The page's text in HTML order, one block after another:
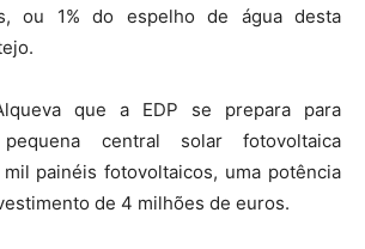
ou 1% do espelho de água desta
que a EDP se prepara para
central solar fotovoltaica
painéis fotovoltaicos, uma potência
de 4 milhões de euros.